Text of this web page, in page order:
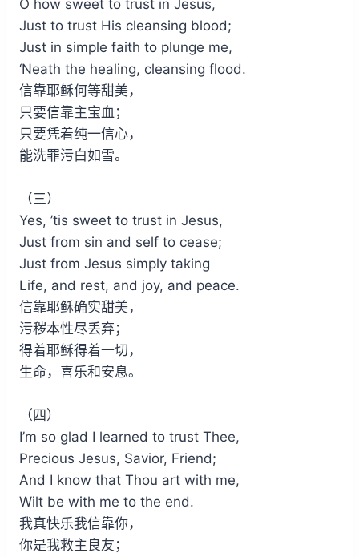
O how sweet to trust in Jesus,
Just to trust His cleansing blood;
Just in simple faith to plunge me,
‘Neath the healing, cleansing flood.
信靠耶稣何等甜美，
只要信靠主宝血；
只要凭着纯一信心，
能洗罪污白如雪。
（三）
Yes, ’tis sweet to trust in Jesus,
Just from sin and self to cease;
Just from Jesus simply taking
Life, and rest, and joy, and peace.
信靠耶稣确实甜美，
污秽本性尽丢弃；
得着耶稣得着一切，
生命，喜乐和安息。
（四）
I’m so glad I learned to trust Thee,
Precious Jesus, Savior, Friend;
And I know that Thou art with me,
Wilt be with me to the end.
我真快乐我信靠你，
你是我救主良友；